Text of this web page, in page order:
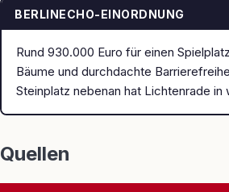
BERLINECHO-EINORDNUNG
Rund 930.000 Euro für einen
Bäume und durchdachte
Steinplatz nebenan hat Lichtenrade
Quellen